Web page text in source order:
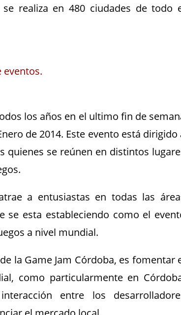
realiza en 480 ciudades de todo
eventos.
los años en el ultimo fin de
de 2014. Este evento está dirigido
quienes se reúnen en distintos
a entusiastas en todas las
se esta estableciendo como el
a nivel mundial.
la Game Jam Córdoba, es fomentar
como particularmente en
entre los